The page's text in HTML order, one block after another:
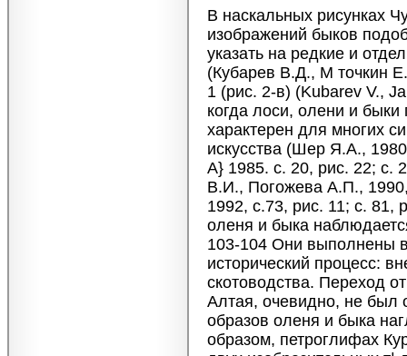
В наскальных рисунках
изображений быков
указать на редкие и
(Кубарев В.Д., М точкин
1 (рис. 2-в) (Kubarev V.,
когда лоси, олени и
характерен для многих
искусства (Шер Я.А.,
А} 1985. с. 20, рис. 22; с.
В.И., Погожева А.П.,
1992, с.73, рис. 11; с. 81,
оленя и быка
103-104 Они выполнены
исторический процесс:
скотоводства. Переход
Алтая, очевидно, не был
образов оленя и быка
образом, петроглифах